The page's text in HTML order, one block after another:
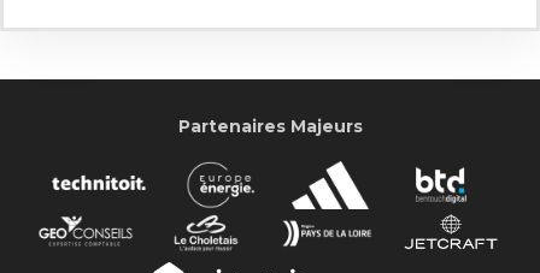
Partenaires Majeurs